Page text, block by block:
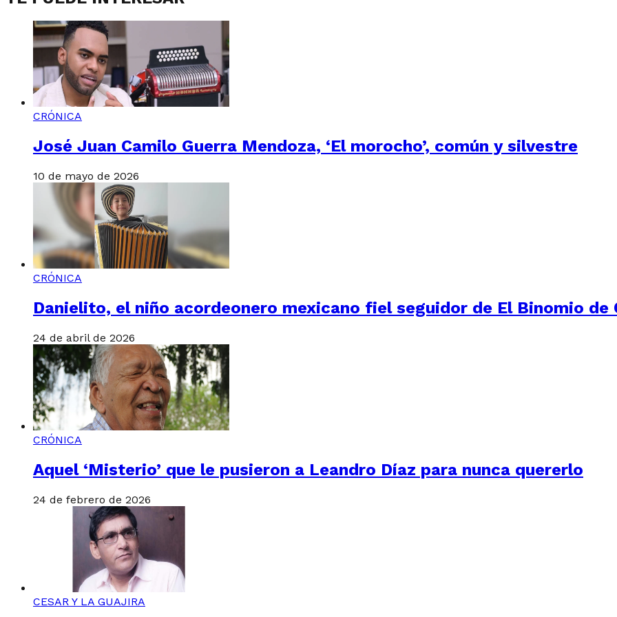
CRÓNICA
José Juan Camilo Guerra Mendoza, ‘El morocho’, común y silvestre
10 de mayo de 2026
CRÓNICA
Danielito, el niño acordeonero mexicano fiel seguidor de El Binomio de
24 de abril de 2026
CRÓNICA
Aquel ‘Misterio’ que le pusieron a Leandro Díaz para nunca quererlo
24 de febrero de 2026
CESAR Y LA GUAJIRA